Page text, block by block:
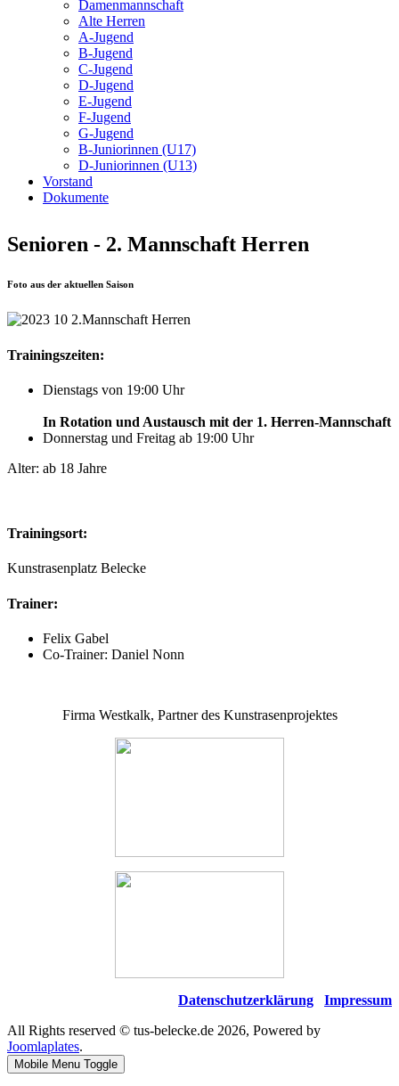
Damenmannschaft
Alte Herren
A-Jugend
B-Jugend
C-Jugend
D-Jugend
E-Jugend
F-Jugend
G-Jugend
B-Juniorinnen (U17)
D-Juniorinnen (U13)
Vorstand
Dokumente
Senioren - 2. Mannschaft Herren
Foto aus der aktuellen Saison
Trainingszeiten:
Dienstags von 19:00 Uhr
In Rotation und Austausch mit der 1. Herren-Mannschaft
Donnerstag und Freitag ab 19:00 Uhr
Alter: ab 18 Jahre
Trainingsort:
Kunstrasenplatz Belecke
Trainer:
Felix Gabel
Co-Trainer: Daniel Nonn
Firma Westkalk, Partner des Kunstrasenprojektes
Datenschutzerklärung
Impressum
All Rights reserved © tus-belecke.de 2026, Powered by
Joomlaplates.
Mobile Menu Toggle